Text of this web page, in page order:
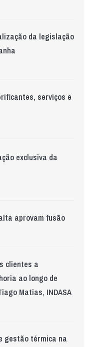
da legislação
serviços e
exclusiva da
aprovam fusão
clientes a
ao longo de
Matias, INDASA
gestão térmica na